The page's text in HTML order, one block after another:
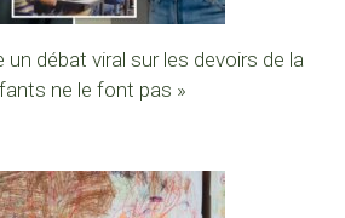
débat viral sur les devoirs de la
ne le font pas »